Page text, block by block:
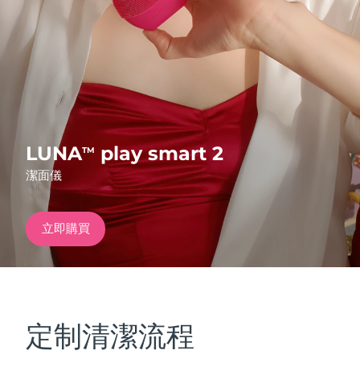
LUNATM play smart 2
潔面儀
立即購買
定制清潔流程
FAQ™ Dual LED Panel
熱門產品
特別優惠 暢銷產品
紅光療法
英國 預計送達日期 8/10/26
西班牙 預計送達日期 8/10/26
澳洲 預計送達日期 8/13/26
預計送達日期
德國 預計送達日期
加拿大
奧地利